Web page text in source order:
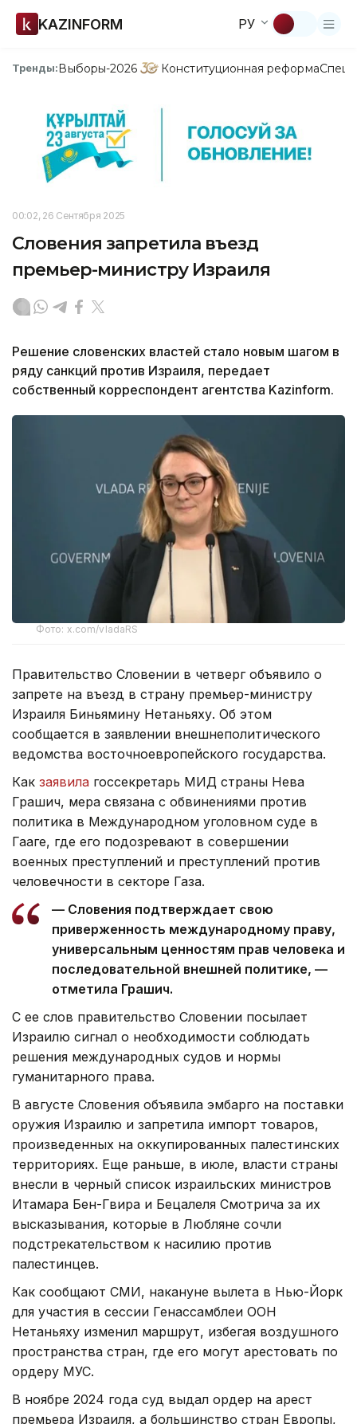
KAZINFORM РУ
Тренды:Выборы-2026 Конституционная реформа
00:02, 26 Сентября 2025
Словения запретила въезд
премьер-министру Израиля
Решение словенских властей стало новым шагом в
ряду санкций против Израиля, передает
собственный корреспондент агентства Kazinform.
Фото: x.com/vladaRS
Правительство Словении в четверг объявило о
запрете на въезд в страну премьер-министру
Израиля Биньямину Нетаньяху. Об этом
сообщается в заявлении внешнеполитического
ведомства восточноевропейского государства.
Как заявила госсекретарь МИД страны Нева
Грашич, мера связана с обвинениями против
политика в Международном уголовном суде в
Гааге, где его подозревают в совершении
военных преступлений и преступлений против
человечности в секторе Газа.
— Словения подтверждает свою
приверженность международному праву,
универсальным ценностям прав человека и
последовательной внешней политике, —
отметила Грашич.
С ее слов правительство Словении посылает
Израилю сигнал о необходимости соблюдать
решения международных судов и нормы
гуманитарного права.
В августе Словения объявила эмбарго на поставки
оружия Израилю и запретила импорт товаров,
произведенных на оккупированных палестинских
территориях. Еще раньше, в июле, власти страны
внесли в черный список израильских министров
Итамара Бен-Гвира и Бецалеля Смотрича за их
высказывания, которые в Любляне сочли
подстрекательством к насилию против
палестинцев.
Как сообщают СМИ, накануне вылета в Нью-Йорк
для участия в сессии Генассамблеи ООН
Нетаньяху изменил маршрут, избегая воздушного
пространства стран, где его могут арестовать по
ордеру МУС.
В ноябре 2024 года суд выдал ордер на арест
премьера Израиля, а большинство стран Европы,